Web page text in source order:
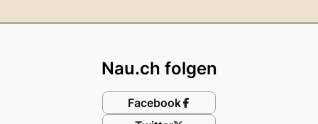
Nau.ch folgen
Facebook